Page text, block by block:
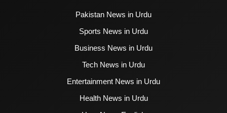
Pakistan News in Urdu
Sports News in Urdu
Business News in Urdu
Tech News in Urdu
Entertainment News in Urdu
Health News in Urdu